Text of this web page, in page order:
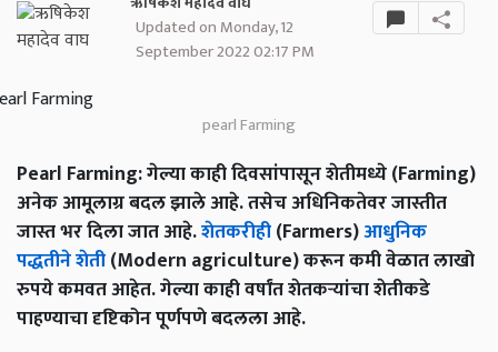
Updated on Monday, 12
September 2022 02:17 PM
pearl Farming
Pearl Farming: गेल्या काही दिवसांपासून शेतीमध्ये (Farming)
अनेक आमूलाग्र बदल झाले आहे. तसेच अधिनिकतेवर जास्तीत
जास्त भर दिला जात आहे.शेतकरीही(Farmers)आधुनिक
पद्धतीने शेती(Modern agriculture) करून कमी वेळात लाखो
रुपये कमवत आहेत. गेल्या काही वर्षांत शेतकऱ्यांचा शेतीकडे
पाहण्याचा दृष्टिकोन पूर्णपणे बदलला आहे.